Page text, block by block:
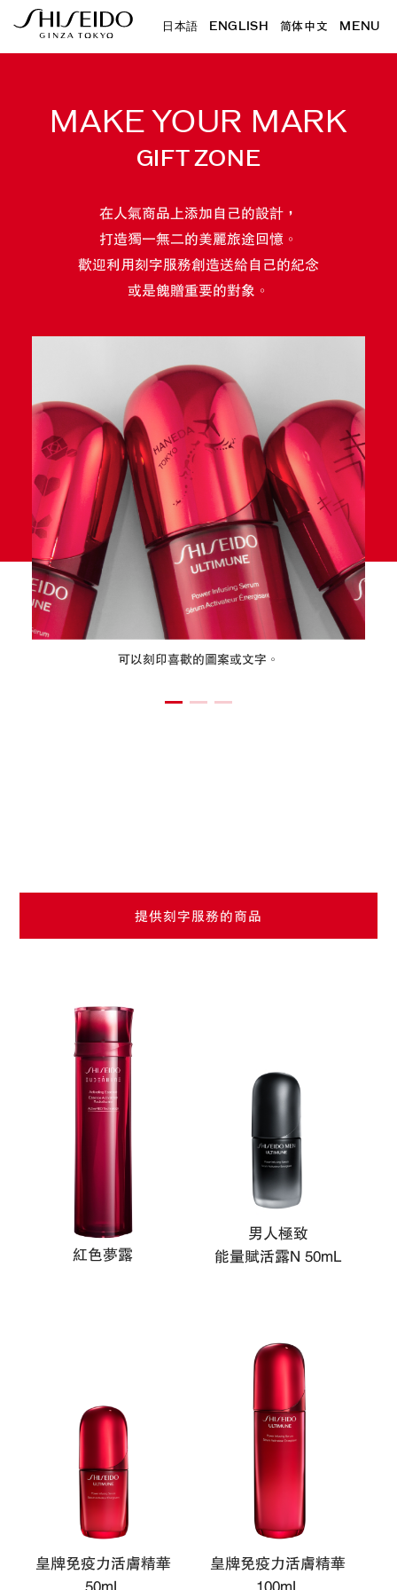
日本語 ENGLISH 简体中文 MENU
日本語 ENGLISH 简体中文 MENU
MAKE YOUR MARK
GIFT ZONE
在人氣商品上添加自己的設計，
打造獨一無二的美麗旅途回憶。
歡迎利用刻字服務創造送給自己的紀念
或是餽贈重要的對象。
男人極致